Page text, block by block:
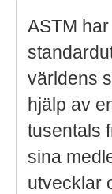
ASTM
världens
hjälp av
tusentals
sina
utvecklar